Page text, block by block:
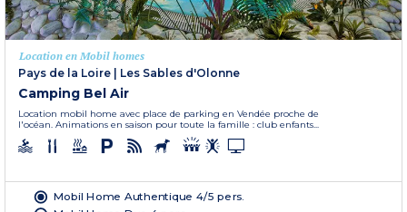
Location en Mobil homes
Pays de la Loire
Les Sables d'Olonne
Camping Bel Air
Location mobil home avec place de parking en Vendée proche de
l'océan. Animations en saison pour toute la famille : club enfants...
Mobil Home Authentique 4/5 pers.